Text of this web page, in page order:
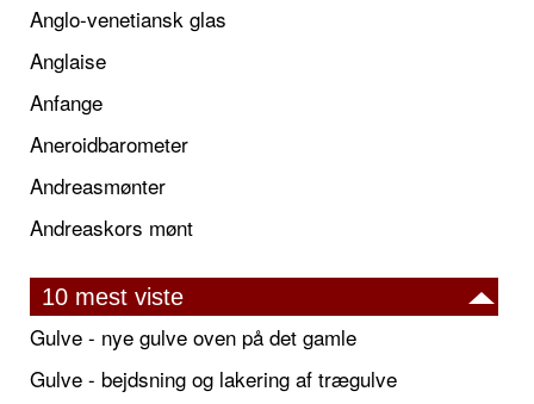
Anglo-venetiansk glas
Anglaise
Anfange
Aneroidbarometer
Andreasmønter
Andreaskors mønt
10 mest viste
Gulve - nye gulve oven på det gamle
Gulve - bejdsning og lakering af trægulve